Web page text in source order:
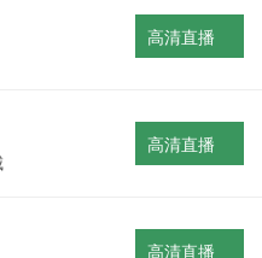
高清直播
高清直播
高清直播